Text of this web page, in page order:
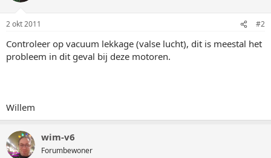
2 okt 2011 #2
Controleer op vacuum lekkage (valse lucht), dit is meestal het
probleem in dit geval bij deze motoren.
Willem
wim-v6
Forumbewoner